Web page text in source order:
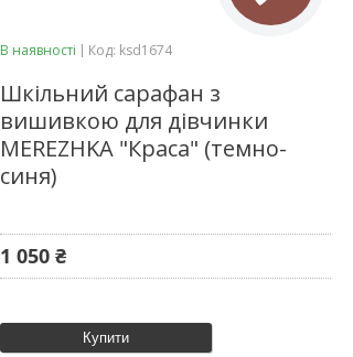
В наявності Код: ksd1674
Шкільний сарафан з
вишивкою для дівчинки
MEREZHKA "Краса" (темно-
синя)
1 050 ₴
Купити